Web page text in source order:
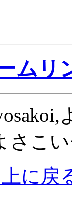
ムリ
さこ
上に戻